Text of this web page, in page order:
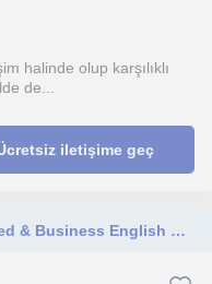
halinde olup karşılıklı
de...
iletişime geç
Friendly English Tutor | Personalized & Business English Lessons